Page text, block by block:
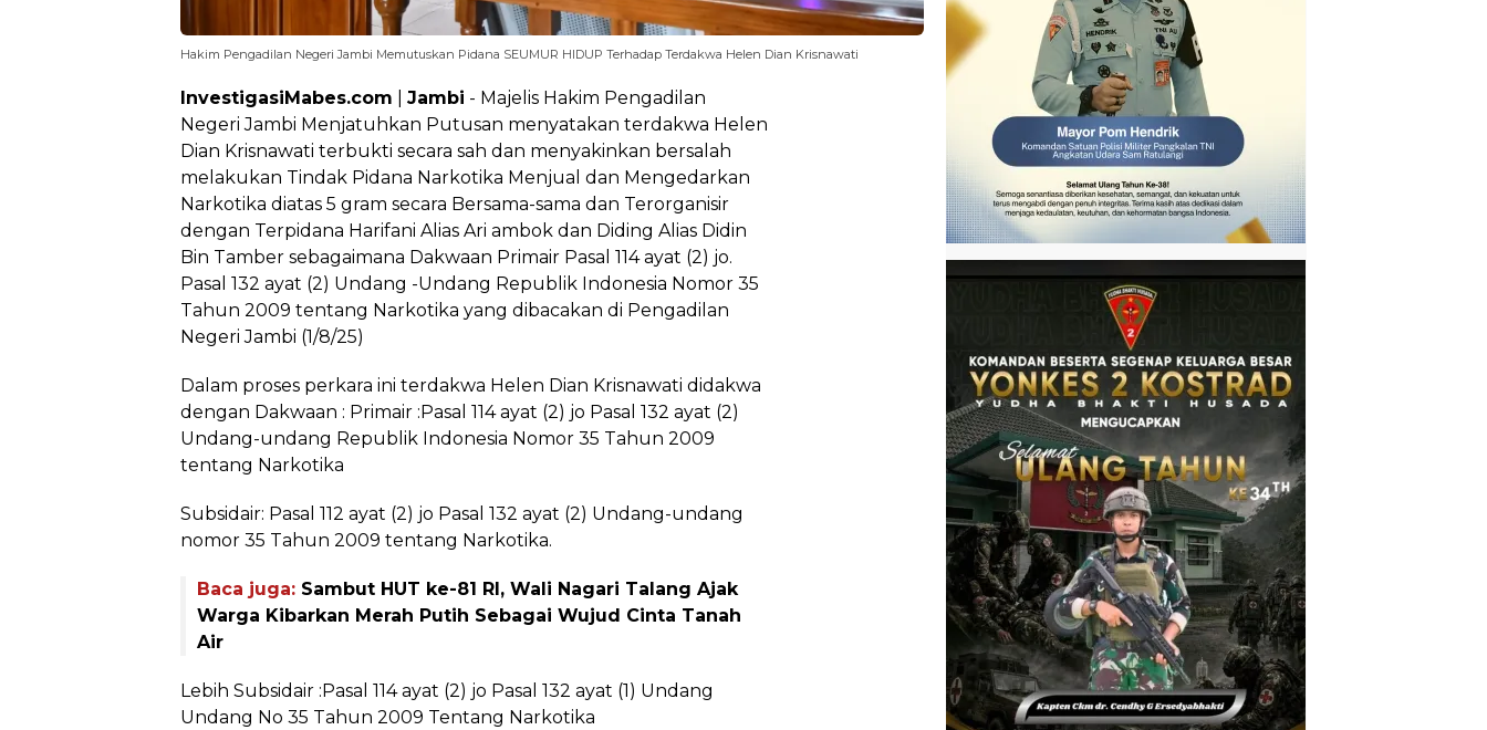
Hakim Pengadilan Negeri Jambi Memutuskan Pidana SEUMUR HIDUP Terhadap Terdakwa Helen Dian Krisnawati
InvestigasiMabes.com Jambi - Majelis Hakim Pengadilan
Negeri Jambi Menjatuhkan Putusan menyatakan terdakwa Helen
Dian Krisnawati terbukti secara sah dan menyakinkan bersalah
melakukan Tindak Pidana Narkotika Menjual dan Mengedarkan
Narkotika diatas 5 gram secara Bersama-sama dan Terorganisir
dengan Terpidana Harifani Alias Ari ambok dan Diding Alias Didin
Bin Tamber sebagaimana Dakwaan Primair Pasal 114 ayat (2) jo.
Pasal 132 ayat (2) Undang -Undang Republik Indonesia Nomor 35
Tahun 2009 tentang Narkotika yang dibacakan di Pengadilan
Negeri Jambi (1/8/25)
Dalam proses perkara ini terdakwa Helen Dian Krisnawati didakwa
dengan Dakwaan : Primair :Pasal 114 ayat (2) jo Pasal 132 ayat (2)
Undang-undang Republik Indonesia Nomor 35 Tahun 2009
tentang Narkotika
Subsidair: Pasal 112 ayat (2) jo Pasal 132 ayat (2) Undang-undang
nomor 35 Tahun 2009 tentang Narkotika.
Baca juga: Sambut HUT ke-81 RI, Wali Nagari Talang Ajak
Warga Kibarkan Merah Putih Sebagai Wujud Cinta Tanah
Air
Lebih Subsidair :Pasal 114 ayat (2) jo Pasal 132 ayat (1) Undang
Undang No 35 Tahun 2009 Tentang Narkotika